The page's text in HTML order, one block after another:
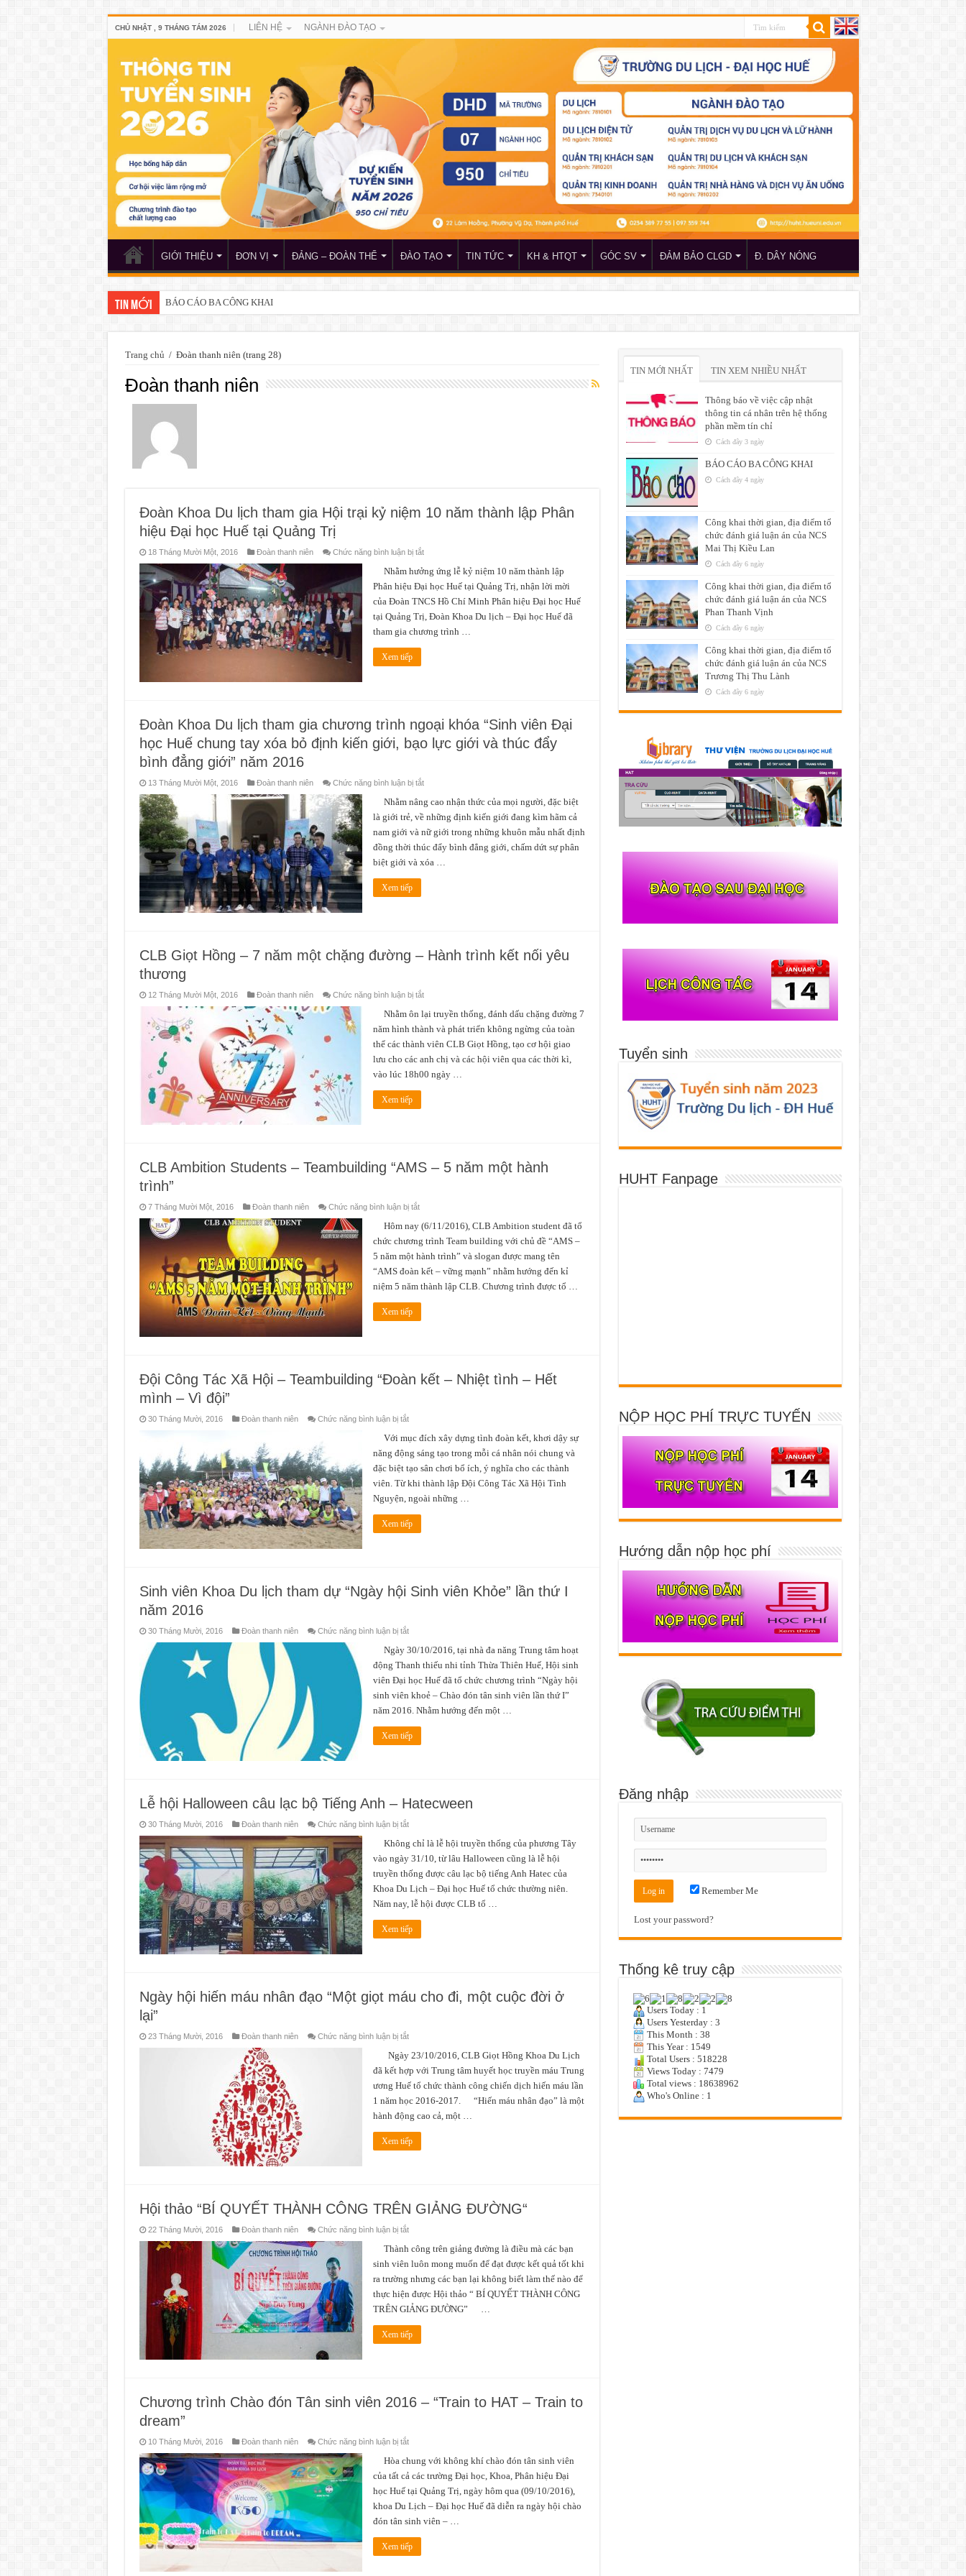
CHỦ NHẬT , 9 THÁNG TÁM 2026 LIÊN HỆ NGÀNH ĐÀO TẠO
GIỚI THIỆU ĐƠN VỊ ĐẢNG – ĐOÀN THỂ ĐÀO TẠO TIN TỨC KH & HTQT GÓC SV ĐẢM BẢO CLGD Đ. DÂY NÓNG
TIN MỚI BÁO CÁO BA CÔNG KHAI
Thông báo về việc xét chọn sinh viên đề nghị nhận học bổng của doanh nhân Lê Xuân Hoàng và Hội đồng hương Huế tại TP Hồ Chí Minh
Trang chủ / Đoàn thanh niên (trang 28)
Đoàn thanh niên
Đoàn Khoa Du lịch tham gia Hội trại kỷ niệm 10 năm thành lập Phân
hiệu Đại học Huế tại Quảng Trị
18 Tháng Mười Một, 2016 Đoàn thanh niên Chức năng bình luận bị tắtở
Khoa
Du
lịch
gia
Hội
trại
kỷ
niệm
tại
Quảng
Trị
Nhằm hưởng ứng lễ kỷ niệm 10 năm thành lập
Phân hiệu Đại học Huế tại Quảng Trị, nhận lời mời
của Đoàn TNCS Hồ Chí Minh Phân hiệu Đại học Huế
tại Quảng Trị, Đoàn Khoa Du lịch – Đại học Huế đã
tham gia chương trình …
Xem tiếp
Đoàn Khoa Du lịch tham gia chương trình ngoại khóa “Sinh viên Đại
học Huế chung tay xóa bỏ định kiến giới, bạo lực giới và thúc đẩy
bình đẳng giới” năm 2016
13 Tháng Mười Một, 2016 Đoàn thanh niên Chức năng bình luận bị tắtở
Khoa
Du
lịch
gia
chương
trình
ngoại
khóa
định
kiến
giới
thúc
bình
đẳng
giới”
năm
Nhằm nâng cao nhận thức của mọi người, đặc biệt
là giới trẻ, về những định kiến giới đang kìm hãm cả
nam giới và nữ giới trong những khuôn mẫu nhất định
đồng thời thúc đẩy bình đẳng giới, chấm dứt sự phân
biệt giới và xóa …
Xem tiếp
CLB Giọt Hồng – 7 năm một chặng đường – Hành trình kết nối yêu
thương
12 Tháng Mười Một, 2016 Đoàn thanh niên Chức năng bình luận bị tắtở
Giọt
Hồng
–
năm
một
chặng
đường
–
Nhằm ôn lại truyền thống, đánh dấu chặng đường 7
năm hình thành và phát triển không ngừng của toàn
thể các thành viên CLB Giọt Hồng, tạo cơ hội giao
lưu cho các anh chị và các hội viên qua các thời kì,
vào lúc 18h00 ngày …
Xem tiếp
CLB Ambition Students – Teambuilding “AMS – 5 năm một hành
trình”
7 Tháng Mười Một, 2016 Đoàn thanh niên Chức năng bình luận bị tắtở
Ambition
Students
–
Teambuilding
“AMS
–
5
năm
một
hành
Hôm nay (6/11/2016), CLB Ambition student đã tổ
chức chương trình Team building với chủ đề “AMS –
5 năm một hành trình” và slogan được mang tên
“AMS đoàn kết – vững mạnh” nhằm hướng đến kỉ
niệm 5 năm thành lập CLB. Chương trình được tổ …
Xem tiếp
Đội Công Tác Xã Hội – Teambuilding “Đoàn kết – Nhiệt tình – Hết
mình – Vì đội”
30 Tháng Mười, 2016 Đoàn thanh niên Chức năng bình luận bị tắtở
Công
Tác
Xã
Hội
–
Teambuilding
“Đoàn
kết
–
Nhiệt
tình
–
Với mục đích xây dựng tình đoàn kết, khơi dậy sự
năng động sáng tạo trong mỗi cá nhân nói chung và
đặc biệt tạo sân chơi bổ ích, ý nghĩa cho các thành
viên. Từ khi thành lập Đội Công Tác Xã Hội Tình
Nguyện, ngoài những …
Xem tiếp
Sinh viên Khoa Du lịch tham dự “Ngày hội Sinh viên Khỏe” lần thứ I
năm 2016
30 Tháng Mười, 2016 Đoàn thanh niên Chức năng bình luận bị tắtở
viên
Khoa
Du
tham
dự
“Ngày
hội
Sinh
viên
Khỏe”
lần
Ngày 30/10/2016, tại nhà đa năng Trung tâm hoạt
động Thanh thiếu nhi tỉnh Thừa Thiên Huế, Hội sinh
viên Đại học Huế đã tổ chức chương trình “Ngày hội
sinh viên khoẻ – Chào đón tân sinh viên lần thứ I”
năm 2016. Nhằm hướng đến một …
Xem tiếp
Lễ hội Halloween câu lạc bộ Tiếng Anh – Hatecween
30 Tháng Mười, 2016 Đoàn thanh niên Chức năng bình luận bị tắtở
hội
Halloween
câu
bộ
Tiếng
Anh
–
Hatecween
Không chỉ là lễ hội truyền thống của phương Tây
vào ngày 31/10, từ lâu Halloween cũng là lễ hội
truyền thống được câu lạc bộ tiếng Anh Hatec của
Khoa Du Lịch – Đại học Huế tổ chức thường niên.
Năm nay, lễ hội được CLB tổ …
Xem tiếp
Ngày hội hiến máu nhân đạo “Một giọt máu cho đi, một cuộc đời ở
lại”
23 Tháng Mười, 2016 Đoàn thanh niên Chức năng bình luận bị tắtở
hội
hiến
máu
nhân
đạo
“Một
giọt
máu
cho
đi,
một
cuộc
Ngày 23/10/2016, CLB Giọt Hồng Khoa Du Lịch
đã kết hợp với Trung tâm huyết học truyền máu Trung
ương Huế tổ chức thành công chiến dịch hiến máu lần
1 năm học 2016-2017. “Hiến máu nhân đạo” là một
hành động cao cả, một …
Xem tiếp
Hội thảo “BÍ QUYẾT THÀNH CÔNG TRÊN GIẢNG ĐƯỜNG“
22 Tháng Mười, 2016 Đoàn thanh niên Chức năng bình luận bị tắtở
thảo
“BÍ
QUYẾT
CÔNG
TRÊN
GIẢNG
ĐƯỜNG“
Thành công trên giảng đường là điều mà các bạn
sinh viên luôn mong muốn để đạt được kết quả tốt khi
ra trường nhưng các bạn lại không biết làm thế nào để
thực hiện được Hội thảo “ BÍ QUYẾT THÀNH CÔNG
TRÊN GIẢNG ĐƯỜNG” …
Xem tiếp
Chương trình Chào đón Tân sinh viên 2016 – “Train to HAT – Train to
dream”
10 Tháng Mười, 2016 Đoàn thanh niên Chức năng bình luận bị tắtở
trình
Chào
đón
sinh
viên
2016
–
“Train
to
HAT
–
Hòa chung với không khí chào đón tân sinh viên
của tất cả các trường Đại học, Khoa, Phân hiệu Đại
học Huế tại Quảng Trị, ngày hôm qua (09/10/2016),
khoa Du Lịch – Đại học Huế đã diễn ra ngày hội chào
đón tân sinh viên – …
Xem tiếp
TIN MỚI NHẤT TIN XEM NHIỀU NHẤT
Thông báo về việc cập nhật
thông tin cá nhân trên hệ thống
phần mềm tín chỉ
Cách đây 3 ngày
BÁO CÁO BA CÔNG KHAI
Cách đây 4 ngày
Công khai thời gian, địa điểm tổ
chức đánh giá luận án của NCS
Mai Thị Kiều Lan
Cách đây 6 ngày
Công khai thời gian, địa điểm tổ
chức đánh giá luận án của NCS
Phan Thanh Vịnh
Cách đây 6 ngày
Công khai thời gian, địa điểm tổ
chức đánh giá luận án của NCS
Trương Thị Thu Lành
Cách đây 6 ngày
Tuyển sinh
HUHT Fanpage
NỘP HỌC PHÍ TRỰC TUYẾN
Hướng dẫn nộp học phí
Đăng nhập
Remember Me
Lost your password?
Thống kê truy cập
Users Today : 1
Users Yesterday : 3
This Month : 38
This Year : 1549
Total Users : 518228
Views Today : 7479
Total views : 18638962
Who's Online : 1